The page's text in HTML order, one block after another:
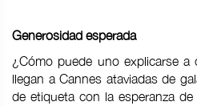
Generosidad esperada
¿Cómo puede uno explicarse a
llegan a Cannes ataviadas de
de etiqueta con la esperanza